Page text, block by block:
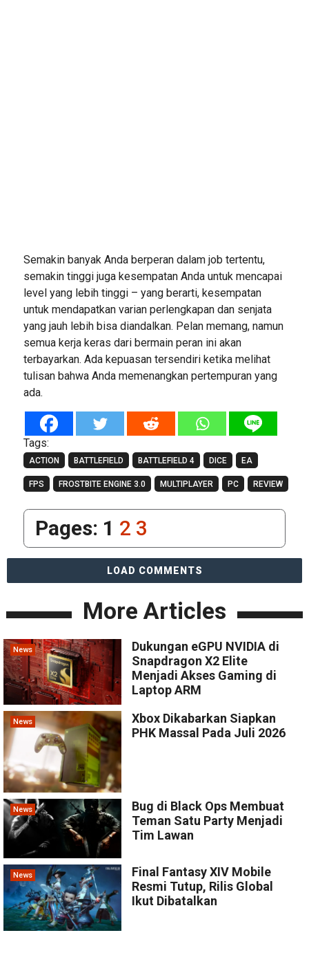
Semakin banyak Anda berperan dalam job tertentu,
semakin tinggi juga kesempatan Anda untuk mencapai
level yang lebih tinggi – yang berarti, kesempatan
untuk mendapatkan varian perlengkapan dan senjata
yang jauh lebih bisa diandalkan. Pelan memang, namun
semua kerja keras dari bermain peran ini akan
terbayarkan. Ada kepuasan tersendiri ketika melihat
tulisan bahwa Anda memenangkan pertempuran yang
ada.
Tags:
ACTION BATTLEFIELD BATTLEFIELD 4 DICE EA
FPS FROSTBITE ENGINE 3.0 MULTIPLAYER PC REVIEW
Pages: 1 2 3
LOAD COMMENTS
More Articles
News
Dukungan eGPU NVIDIA di
Snapdragon X2 Elite
Menjadi Akses Gaming di
Laptop ARM
News
Xbox Dikabarkan Siapkan
PHK Massal Pada Juli 2026
News
Bug di Black Ops Membuat
Teman Satu Party Menjadi
Tim Lawan
News
Final Fantasy XIV Mobile
Resmi Tutup, Rilis Global
Ikut Dibatalkan